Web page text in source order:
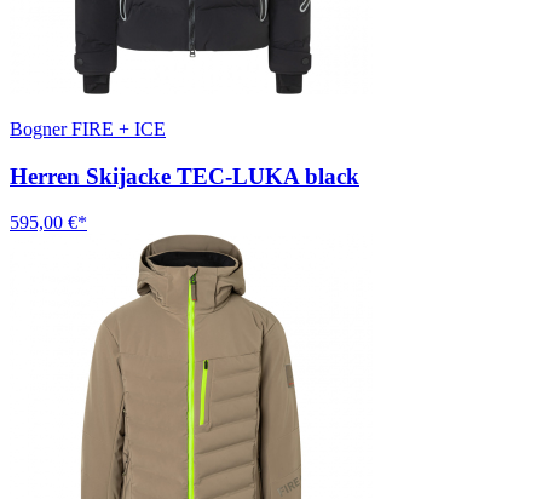
Bogner FIRE + ICE
Herren Skijacke TEC-LUKA black
595,00 €*